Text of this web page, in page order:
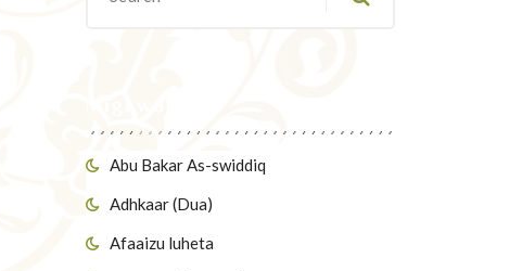
Abu Bakar As-swiddiq
Adhkaar (Dua)
Afaaizu luheta